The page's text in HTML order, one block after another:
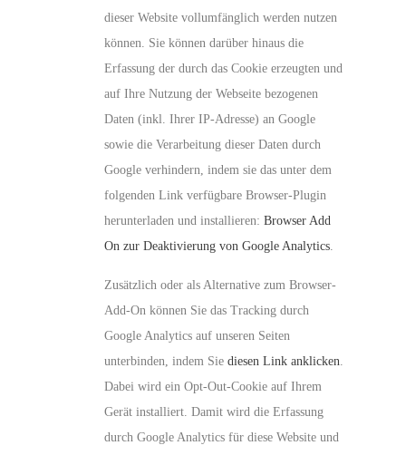
dieser Website vollumfänglich werden nutzen
können. Sie können darüber hinaus die
Erfassung der durch das Cookie erzeugten und
auf Ihre Nutzung der Webseite bezogenen
Daten (inkl. Ihrer IP-Adresse) an Google
sowie die Verarbeitung dieser Daten durch
Google verhindern, indem sie das unter dem
folgenden Link verfügbare Browser-Plugin
herunterladen und installieren: Browser Add
On zur Deaktivierung von Google Analytics
Zusätzlich oder als Alternative zum Browser-
Add-On können Sie das Tracking durch
Google Analytics auf unseren Seiten
unterbinden, indem Sie diesen Link anklicken
Dabei wird ein Opt-Out-Cookie auf Ihrem
Gerät installiert. Damit wird die Erfassung
durch Google Analytics für diese Website und